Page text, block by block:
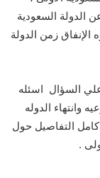
الدولة السعودية
الإنفاق زمن الدولة
السؤال اسئله
وانتهاء الدوله
كامل التفاصيل حول
.